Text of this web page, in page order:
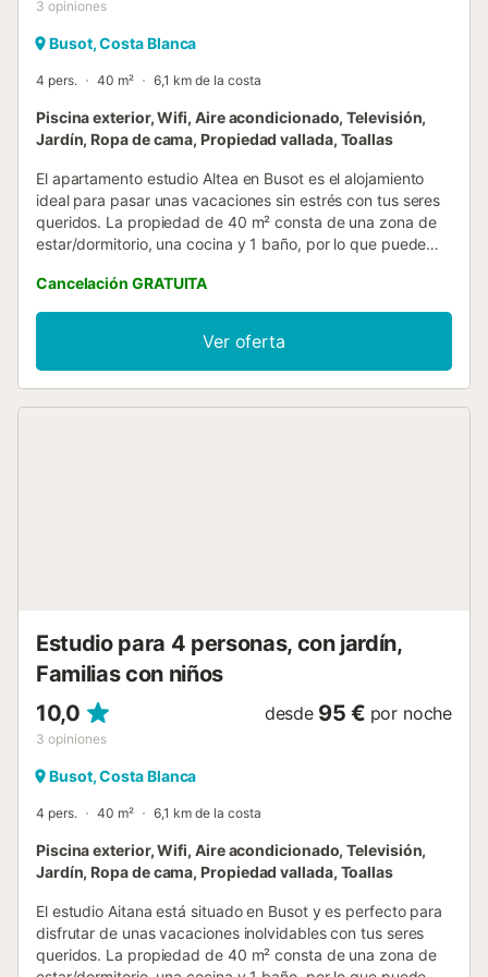
3 opiniones
Busot, Costa Blanca
4 pers. 40 m² 6,1 km de la costa
Piscina exterior, Wifi, Aire acondicionado, Televisión,
Jardín, Ropa de cama, Propiedad vallada, Toallas
El apartamento estudio Altea en Busot es el alojamiento
ideal para pasar unas vacaciones sin estrés con tus seres
queridos. La propiedad de 40 m² consta de una zona de
estar/dormitorio, una cocina y 1 baño, por lo que puede
Fi, televisión y aire acondicionado. Además, hay una mesa
de ping-pong a su disposición. También hay una cuna
disponible. Este apartamento estudio cuenta con una
terraza cubierta privada para relajarse por la noche. Esta
propiedad ofrece acceso a una zona exterior compartida
propiedad....
Cancelación GRATUITA
Ver oferta
Estudio para 4 personas, con jardín,
Familias con niños
10,0
3 opiniones
desde 95 € por noche
Busot, Costa Blanca
4 pers. 40 m² 6,1 km de la costa
Piscina exterior, Wifi, Aire acondicionado, Televisión,
Jardín, Ropa de cama, Propiedad vallada, Toallas
El estudio Aitana está situado en Busot y es perfecto para
disfrutar de unas vacaciones inolvidables con tus seres
queridos. La propiedad de 40 m² consta de una zona de